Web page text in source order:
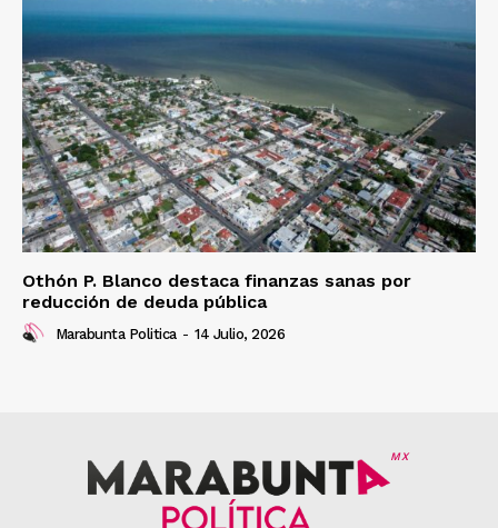
Othón P. Blanco destaca finanzas sanas por
reducción de deuda pública
Marabunta Politica - 14 Julio, 2026
MX